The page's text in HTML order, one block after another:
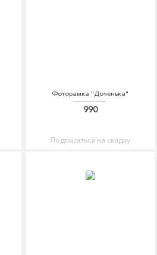
Фоторамка "Доченька"
990
Подписаться на скидку